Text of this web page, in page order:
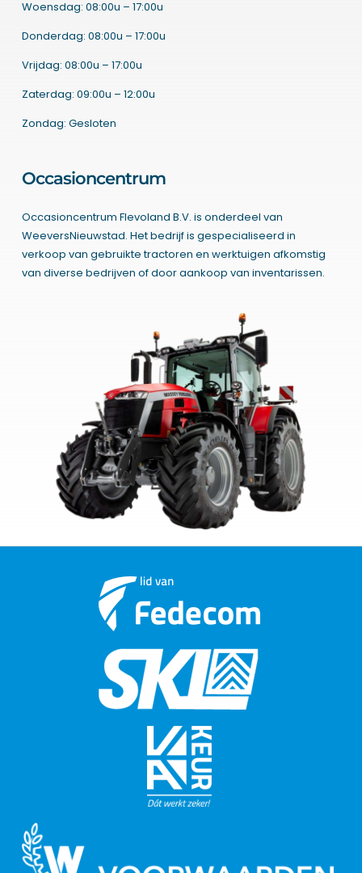
Woensdag: 08:00u – 17:00u
Donderdag: 08:00u – 17:00u
Vrijdag: 08:00u – 17:00u
Zaterdag: 09:00u – 12:00u
Zondag: Gesloten
Occasioncentrum
Occasioncentrum Flevoland B.V. is onderdeel van
WeeversNieuwstad. Het bedrijf is gespecialiseerd in
verkoop van gebruikte tractoren en werktuigen afkomstig
van diverse bedrijven of door aankoop van inventarissen.